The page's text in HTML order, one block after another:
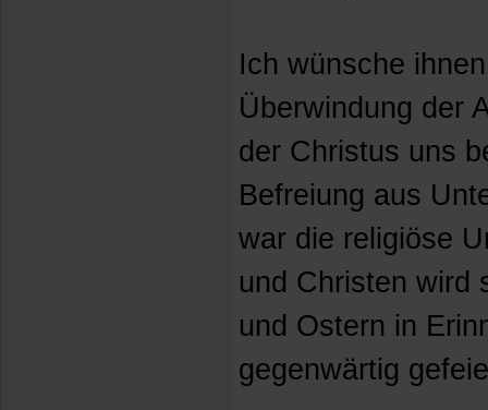
Ich wünsche
Überwindung der
der Christus uns
Befreiung aus
war die religiöse
und Christen wird
und Ostern in
gegenwärtig